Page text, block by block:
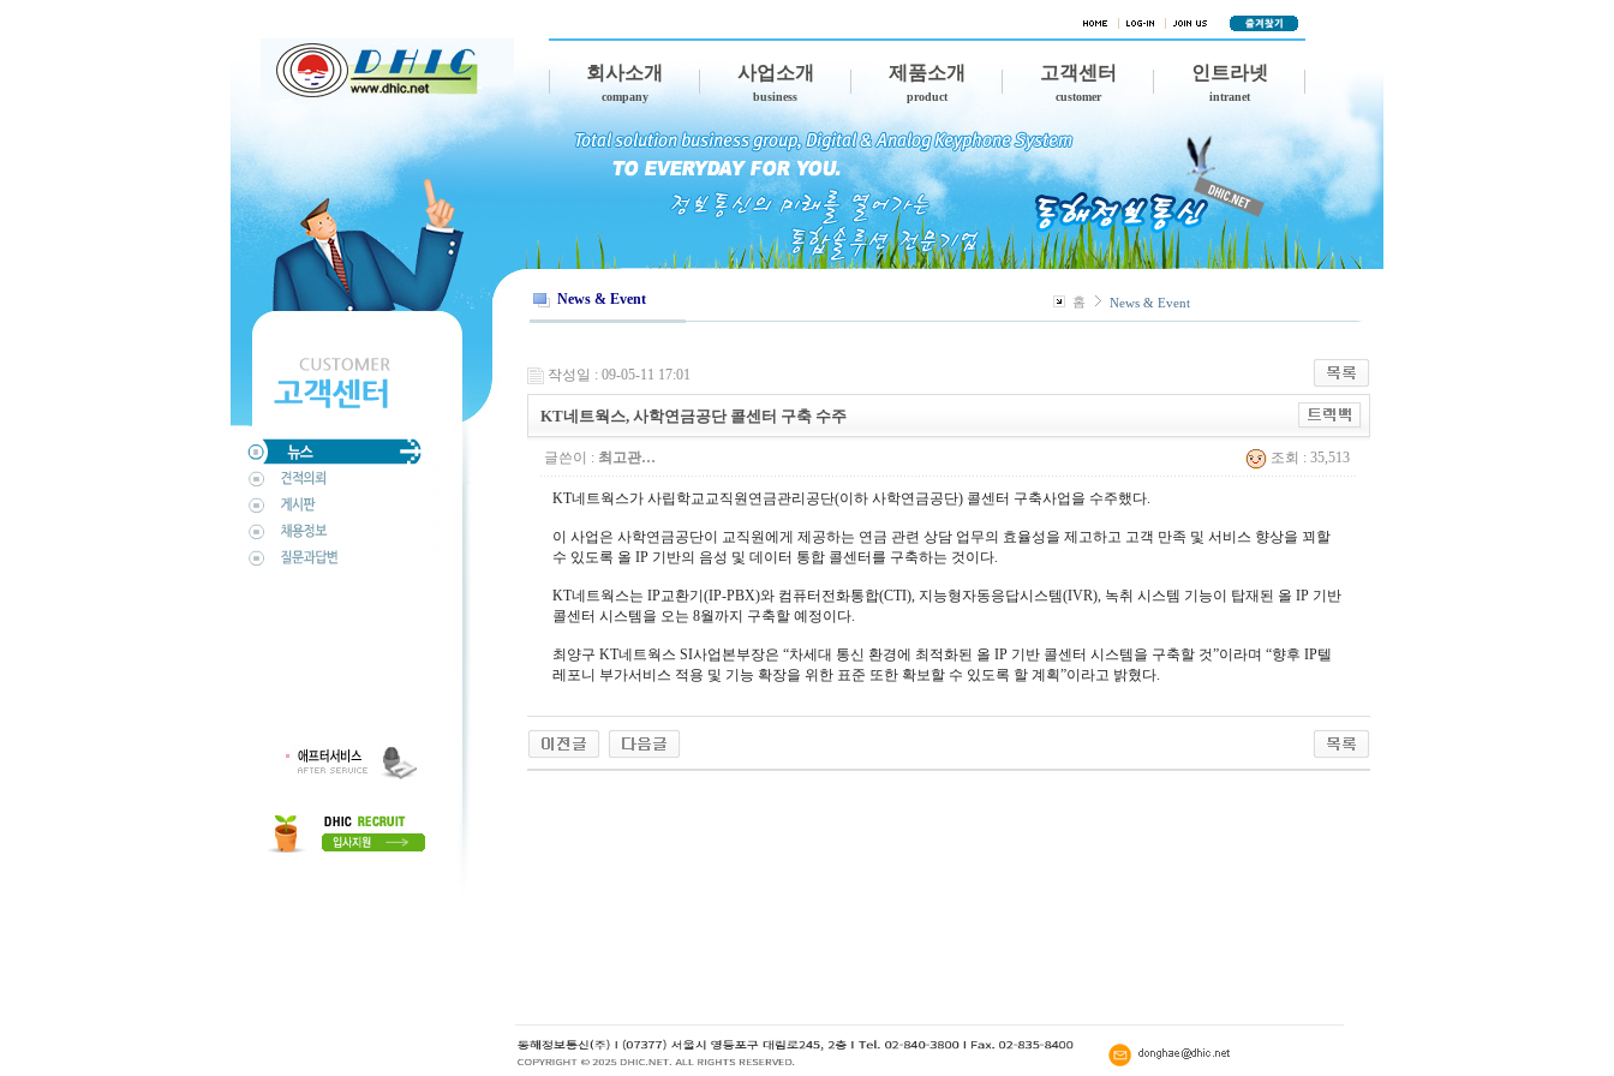
회사소개
company
사업소개
business
제품소개
product
고객센터
customer
인트라넷
intranet
News & Event 홈 News & Event
작성일 : 09-05-11 17:01
KT네트웍스, 사학연금공단 콜센터 구축 수주
글쓴이 : 최고관… 조회 : 35,513
KT네트웍스가 사립학교교직원연금관리공단(이하 사학연금공단) 콜센터 구축사업을 수주했다.
이 사업은 사학연금공단이 교직원에게 제공하는 연금 관련 상담 업무의 효율성을 제고하고 고객 만족 및 서비스 향상을 꾀할
수 있도록 올 IP 기반의 음성 및 데이터 통합 콜센터를 구축하는 것이다.
KT네트웍스는 IP교환기(IP-PBX)와 컴퓨터전화통합(CTI), 지능형자동응답시스템(IVR), 녹취 시스템 기능이 탑재된 올 IP 기반
콜센터 시스템을 오는 8월까지 구축할 예정이다.
최양구 KT네트웍스 SI사업본부장은 “차세대 통신 환경에 최적화된 올 IP 기반 콜센터 시스템을 구축할 것”이라며 “향후 IP텔
레포니 부가서비스 적용 및 기능 확장을 위한 표준 또한 확보할 수 있도록 할 계획”이라고 밝혔다.